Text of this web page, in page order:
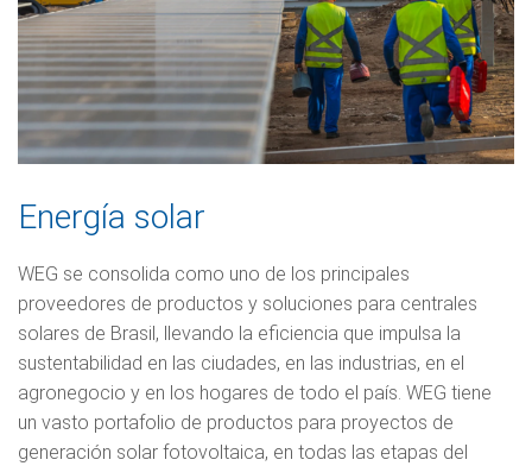
Energía solar
WEG se consolida como uno de los principales
proveedores de productos y soluciones para centrales
solares de Brasil, llevando la eficiencia que impulsa la
sustentabilidad en las ciudades, en las industrias, en el
agronegocio y en los hogares de todo el país. WEG tiene
un vasto portafolio de productos para proyectos de
generación solar fotovoltaica, en todas las etapas del